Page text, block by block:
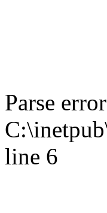
Parse
line 6